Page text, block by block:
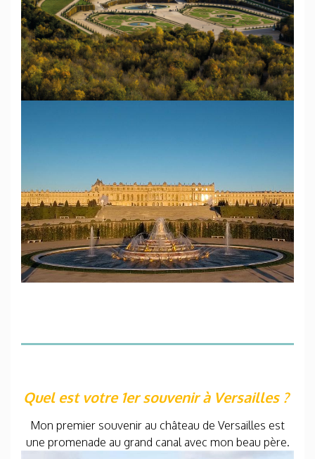
Quel est votre 1er souvenir à Versailles ?
Mon premier souvenir au château de Versailles est
une promenade au grand canal avec mon beau père.